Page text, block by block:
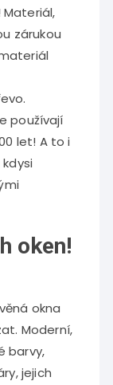
zárukou
používají
let! A to i
oken!
okna
Moderní,
barvy,
jejich